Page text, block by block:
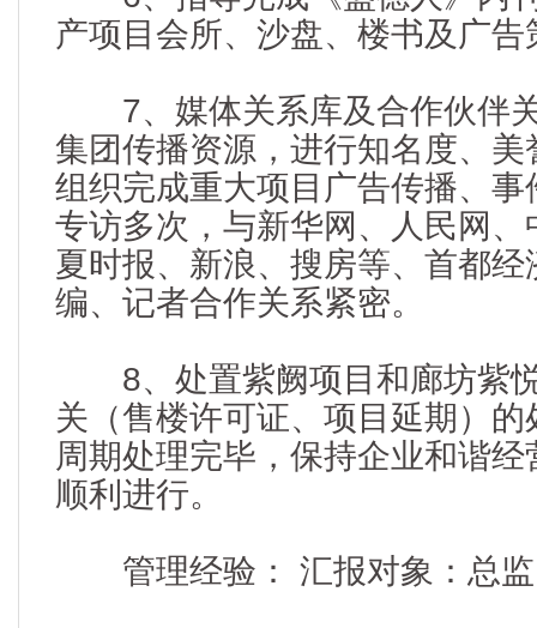
产项目会所、沙盘、楼书及广告
7、媒体关系库及合作伙伴
集团传播资源，进行知名度、
组织完成重大项目广告传播、
专访多次，与新华网、人民网
夏时报、新浪、搜房等、首都
编、记者合作关系紧密。
8、处置紫阙项目和廊坊紫
关（售楼许可证、项目延期）
周期处理完毕，保持企业和谐
顺利进行。
管理经验： 汇报对象：总监